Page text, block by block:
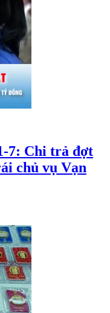
7: Chi trả đợt
chủ vụ Vạn